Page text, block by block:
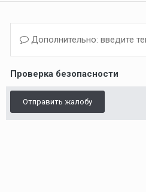
Дополнительно: введите
Проверка безопасности
Отправить жалобу